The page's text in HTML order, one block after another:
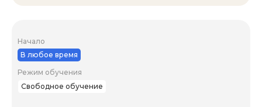
Начало
В любое время
Режим обучения
Свободное обучение